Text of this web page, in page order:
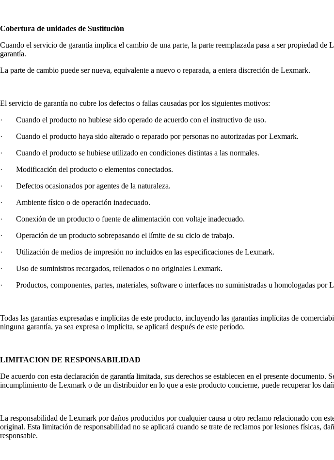
Cobertura de unidades de Sustitución
Cuando el servicio de garantía implica el cambio de una parte, la parte reemplazada pasa a ser propiedad
garantía.
La parte de cambio puede ser nueva, equivalente a nuevo o reparada, a entera discreción de Lexmark.
El servicio de garantía no cubre los defectos o fallas causadas por los siguientes motivos:
· Cuando el producto no hubiese sido operado de acuerdo con el instructivo de uso.
· Cuando el producto haya sido alterado o reparado por personas no autorizadas por Lexmark.
· Cuando el producto se hubiese utilizado en condiciones distintas a las normales.
· Modificación del producto o elementos conectados.
· Defectos ocasionados por agentes de la naturaleza.
· Ambiente físico o de operación inadecuado.
· Conexión de un producto o fuente de alimentación con voltaje inadecuado.
· Operación de un producto sobrepasando el límite de su ciclo de trabajo.
· Utilización de medios de impresión no incluidos en las especificaciones de Lexmark.
· Uso de suministros recargados, rellenados o no originales Lexmark.
· Productos, componentes, partes, materiales, software o interfaces no suministradas u homologadas por
Todas las garantías expresadas e implícitas de este producto, incluyendo las garantías implícitas de
ninguna garantía, ya sea expresa o implícita, se aplicará después de este período.
LIMITACION DE RESPONSABILIDAD
De acuerdo con esta declaración de garantía limitada, sus derechos se establecen en el presente
incumplimiento de Lexmark o de un distribuidor en lo que a este producto concierne, puede recuperar los
La responsabilidad de Lexmark por daños producidos por cualquier causa u otro reclamo relacionado con
original. Esta limitación de responsabilidad no se aplicará cuando se trate de reclamos por lesiones físicas,
responsable.